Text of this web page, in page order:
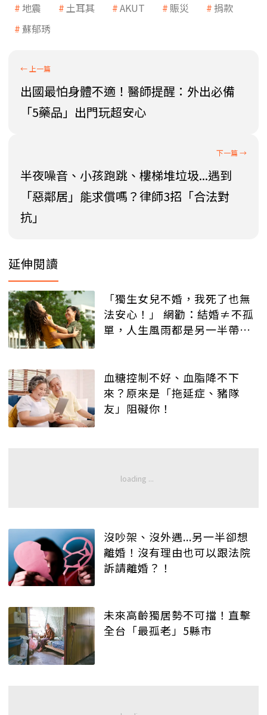
地震 土耳其 AKUT 賑災
捐款
蘇郁琇
出國最怕身體不適！醫師提醒：外出必備
「5藥品」出門玩超安心
半夜噪音、小孩跑跳、樓梯堆垃圾...遇到
「惡鄰居」能求償嗎？律師3招「合法對
抗」
延伸閱讀
「獨生女兒不婚，我死了也無
法安心！」 網勸：結婚≠不孤
單，人生風雨都是另一半帶來
血糖控制不好、血脂降不下
來？原來是「拖延症、豬隊
友」阻礙你！
沒吵架、沒外遇...另一半卻想
離婚！沒有理由也可以跟法院
訴請離婚？！
未來高齡獨居勢不可擋！直擊
全台「最孤老」5縣市